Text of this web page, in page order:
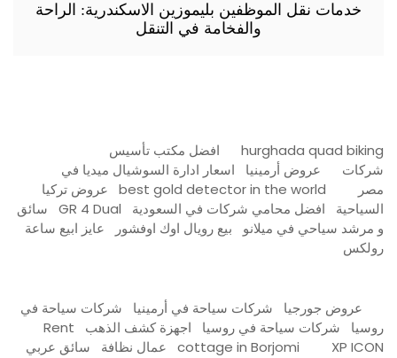
خدمات نقل الموظفين بليموزين الاسكندرية: الراحة
والفخامة في التنقل
hurghada quad biking
افضل مكتب تأسيس
شركات
عروض أرمينيا
اسعار ادارة السوشيال ميديا في
مصر
best gold detector in the world
عروض تركيا
السياحية
افضل محامي شركات في السعودية GR 4 Dual
سائق
و مرشد سياحي في ميلانو
بيع رويال اوك اوفشور
عايز ابيع ساعة
رولكس
عروض جورجيا شركات سياحة في أرمينيا
شركات سياحة في
روسيا
شركات سياحة في روسيا اجهزة كشف الذهب
Rent
cottage in Borjomi
XP ICON عمال نظافة
سائق عربي